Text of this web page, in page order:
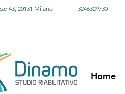
43, 20131 Milano 3246329730
Home